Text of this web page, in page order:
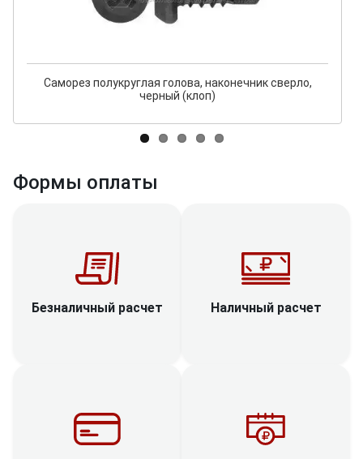
Саморез полукруглая голова, наконечник сверло,
черный (клоп)
Формы оплаты
Безналичный расчет Наличный расчет